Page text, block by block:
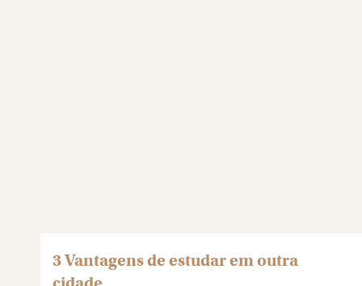
3 Vantagens de estudar em outra